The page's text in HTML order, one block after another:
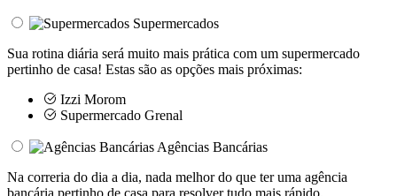
Supermercados
Sua rotina diária será muito mais prática com um supermercado
pertinho de casa! Estas são as opções mais próximas:
Izzi Morom
Supermercado Grenal
Agências Bancárias
Na correria do dia a dia, nada melhor do que ter uma agência
bancária pertinho de casa para resolver tudo mais rápido.